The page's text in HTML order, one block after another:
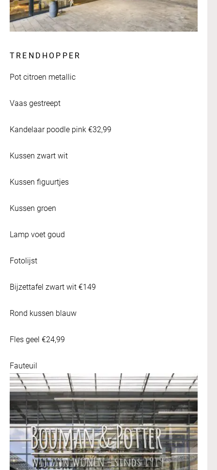
TRENDHOPPER
Pot citroen metallic
Vaas gestreept
Kandelaar poodle pink €32,99
Kussen zwart wit
Kussen figuurtjes
Kussen groen
Lamp voet goud
Fotolijst
Bijzettafel zwart wit €149
Rond kussen blauw
Fles geel €24,99
Fauteuil